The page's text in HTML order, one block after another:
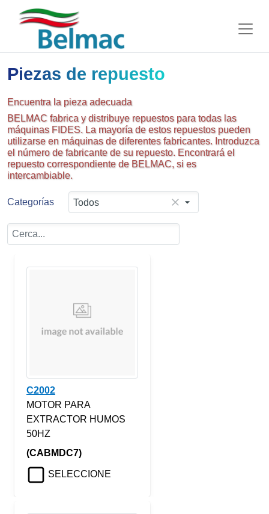
Piezas de repuesto
Encuentra la pieza adecuada
BELMAC fabrica y distribuye repuestos para todas las
máquinas FIDES. La mayoría de estos repuestos pueden
utilizarse en máquinas de diferentes fabricantes. Introduzca
el número de fabricante de su repuesto. Encontrará el
repuesto correspondiente de BELMAC, si es
intercambiable.
Categorías Todos
C2002
MOTOR PARA
EXTRACTOR HUMOS
50HZ
(CABMDC7)
SELECCIONE